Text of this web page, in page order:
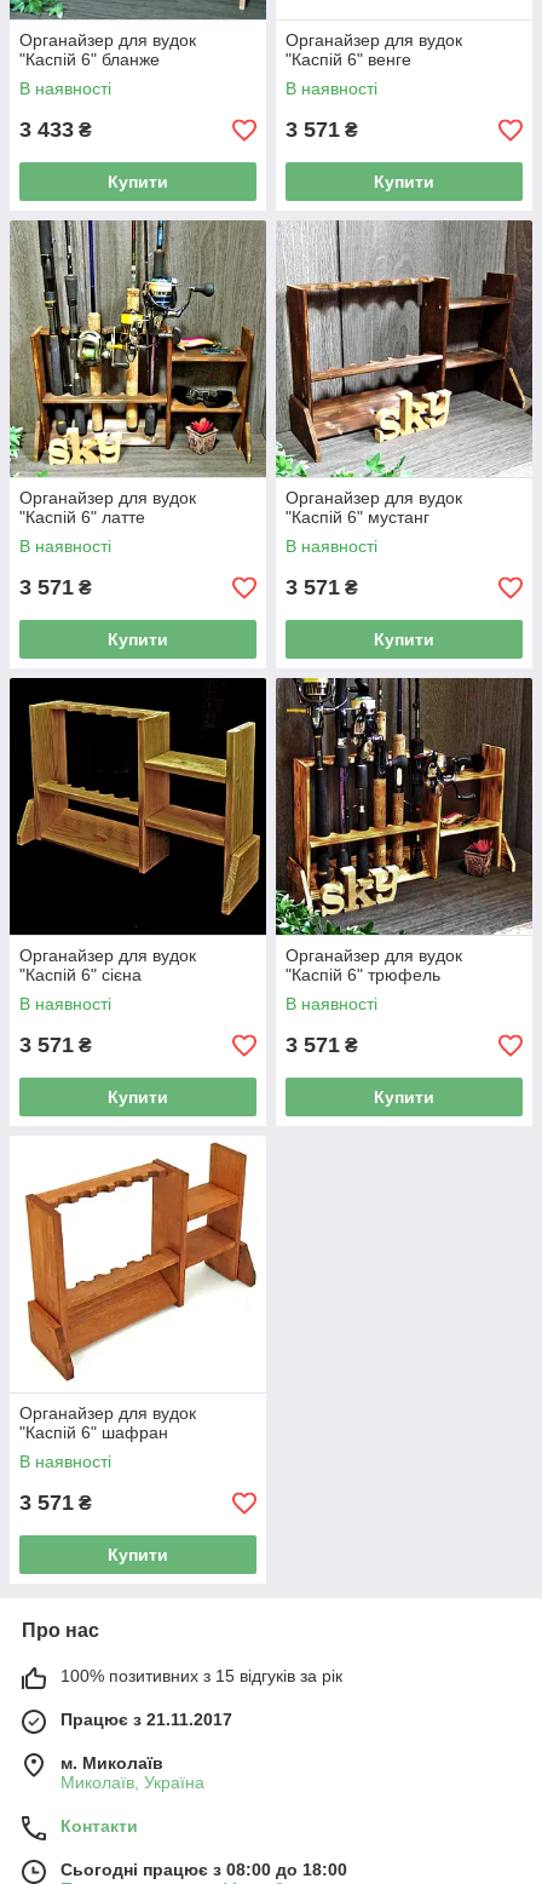
Органайзер для вудок
"Каспій 6" бланже
В наявності
3 433 ₴
Купити
Органайзер для вудок
"Каспій 6" венге
В наявності
3 571 ₴
Купити
Органайзер для вудок
"Каспій 6" латте
В наявності
3 571 ₴
Купити
Органайзер для вудок
"Каспій 6" мустанг
В наявності
3 571 ₴
Купити
Органайзер для вудок
"Каспій 6" сієна
В наявності
3 571 ₴
Купити
Органайзер для вудок
"Каспій 6" трюфель
В наявності
3 571 ₴
Купити
Органайзер для вудок
"Каспій 6" шафран
В наявності
3 571 ₴
Купити
Про нас
100% позитивних з 15 відгуків за рік
Працює з 21.11.2017
м. Миколаїв
Миколаїв, Україна
Контакти
Сьогодні працює з 08:00 до 18:00